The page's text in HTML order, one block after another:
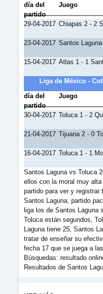
día del
partido
Juego
29-04-2017 Chiapas 2 - 2
23-04-2017 Santos
15-04-2017 Atlas 1 - 1
Liga de México -
día del
partido
Juego
30-04-2017 Toluca 1 - 2
21-04-2017 Tijuana 2 - 0
16-04-2017 Toluca 1 - 1
Santos Laguna vs Toluca
ellos con la moral muy alta
partido para ver y registrar
Santos Laguna, partido
liga los de Santos Laguna
Toluca están segundos,
Laguna tiene 25, Santos
tratar de enseñar su
fecha 17 que se juega a
Búsquedas: resultado
Resultados de Santos